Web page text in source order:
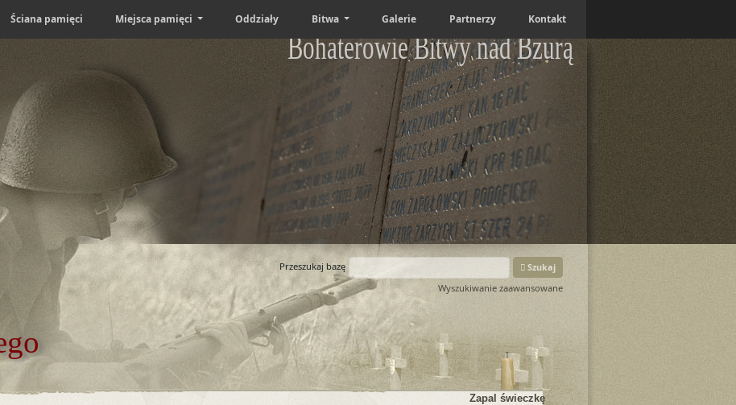
Ściana pamięci Miejsca pamięci Oddziały Bitwa Galerie Partnerzy Kontakt
Bohaterowie Bitwy nad Bzurą
Przeszukaj bazę
Szukaj
Wyszukiwanie zaawansowane
Zapal świeczkę